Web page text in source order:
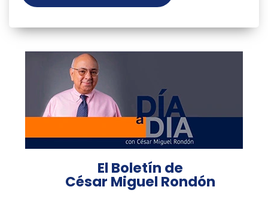
El Boletín de
César Miguel Rondón